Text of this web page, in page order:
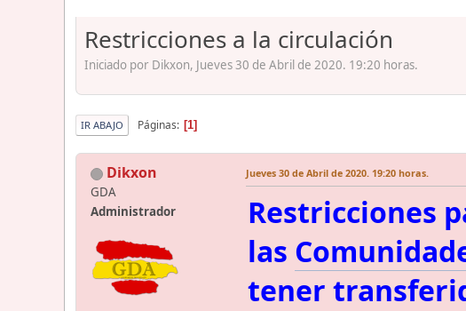
Restricciones a la circulación
Iniciado por Dikxon, Jueves 30 de Abril de 2020. 19:20 horas.
IR ABAJO Páginas 1
Dikxon
GDA
Administrador
Jueves 30 de Abril de 2020. 19:20 horas.
Restricciones
las
tener